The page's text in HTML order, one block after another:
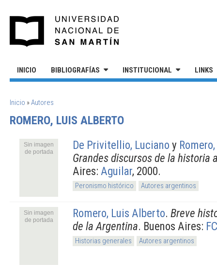
INICIO BIBLIOGRAFÍAS INSTITUCIONAL LINKS
SE ENCUENTRA USTED AQUÍ
Inicio »Autores
ROMERO, LUIS ALBERTO
Sin imagen
de portada
De Privitellio, Luciano y
Grandes discursos de la historia
Aires: Aguilar, 2000.
Peronismo histórico Autores argentinos
Sin imagen
de portada
Romero, Luis Alberto. Breve
de la Argentina. Buenos Aires:
Historias generales Autores argentinos